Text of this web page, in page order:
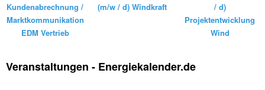
Kundenabrechnung /
Marktkommunikation
EDM Vertrieb
(m/w / d) Windkraft
/ d)
Projektentwicklung
Wind
Veranstaltungen - Energiekalender.de